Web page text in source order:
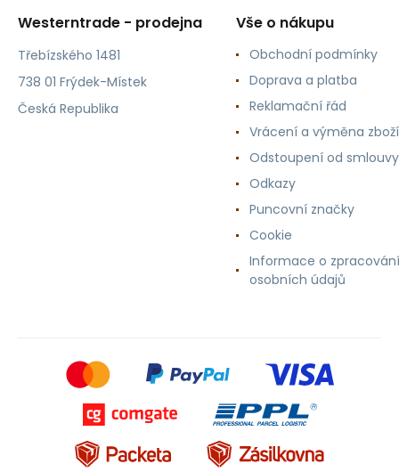
Westerntrade - prodejna
Třebízského 1481
738 01 Frýdek-Místek
Česká Republika
Vše o nákupu
Obchodní podmínky
Doprava a platba
Reklamační řád
Vrácení a výměna zboží
Odstoupení od smlouvy
Odkazy
Puncovní značky
Cookie
Informace o zpracování
osobních údajů